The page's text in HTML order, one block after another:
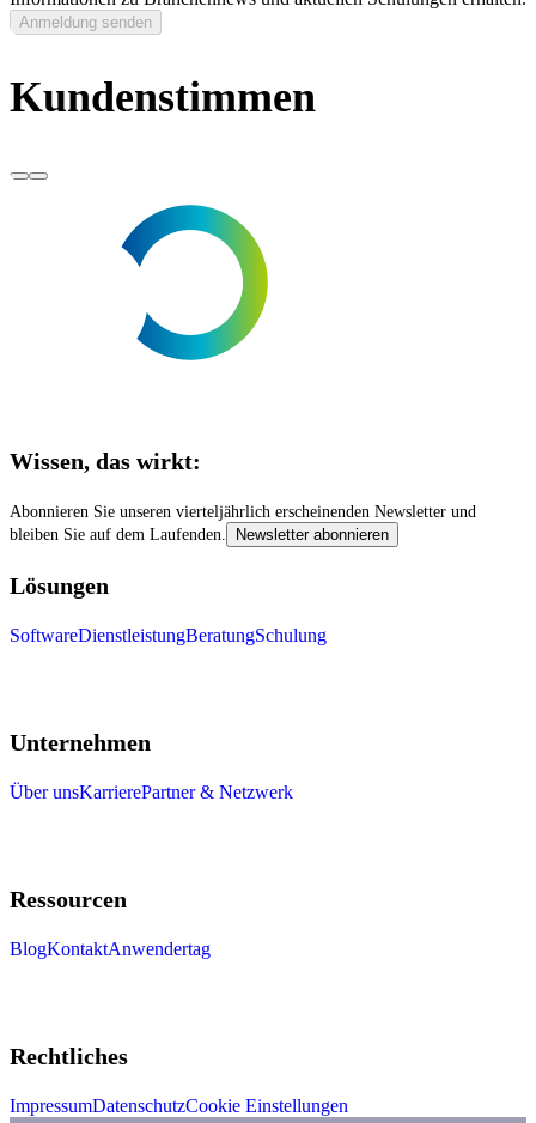
Anmeldung senden
Kundenstimmen
Wissen, das wirkt:
Abonnieren Sie unseren vierteljährlich erscheinenden Newsletter und
bleiben Sie auf dem Laufenden.
Newsletter abonnieren
Lösungen
SoftwareDienstleistungBeratungSchulung
Unternehmen
Über unsKarrierePartner & Netzwerk
Ressourcen
BlogKontaktAnwendertag
Rechtliches
ImpressumDatenschutzCookie Einstellungen